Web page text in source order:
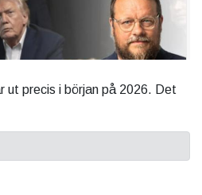
ut precis i början på 2026. Det